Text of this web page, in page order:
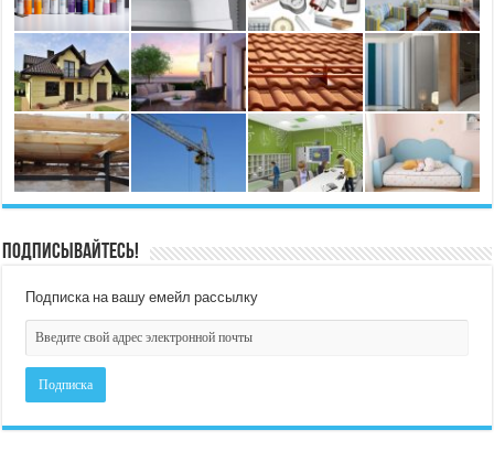
Подписывайтесь!
Подписка на вашу емейл рассылку